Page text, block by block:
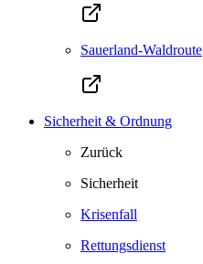
Sauerland-Waldroute
Sicherheit & Ordnung
Zurück
Sicherheit
Krisenfall
Rettungsdienst